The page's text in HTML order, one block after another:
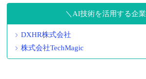
AI技術を活用する企業
DXHR株式会社
株式会社TechMagic